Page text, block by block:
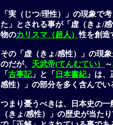
「実（じつ/理性）」の現象で
た」とされる事が「虚（きょ/
物のカリスマ（超人）性を創造
その「虚（きょ/感性）」の現
のだが、 天武帝(てんむてい） ～
「 古事記」と「 日本書紀」は、
感性）」の部分を多く含んでい
つまり憂うべきは、日本史の一
（きょ/感性）」の歴史が当た